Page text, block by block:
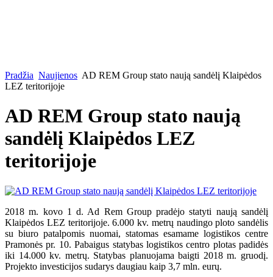
Pradžia Naujienos AD REM Group stato naują sandėlį Klaipėdos
LEZ teritorijoje
AD REM Group stato naują
sandėlį Klaipėdos LEZ
teritorijoje
2018 m. kovo 1 d. Ad Rem Group pradėjo statyti naują sandėlį
Klaipėdos LEZ teritorijoje. 6.000 kv. metrų naudingo ploto sandėlis
su biuro patalpomis nuomai, statomas esamame logistikos centre
Pramonės pr. 10. Pabaigus statybas logistikos centro plotas padidės
iki 14.000 kv. metrų. Statybas planuojama baigti 2018 m. gruodį.
Projekto investicijos sudarys daugiau kaip 3,7 mln. eurų.